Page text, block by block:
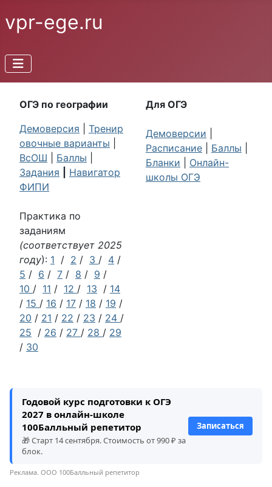
vpr-ege.ru
ОГЭ по географии
Демоверсия
Тренир
овочные варианты
ВсОШ
Баллы
Задания
Навигатор
ФИПИ
Практика по
заданиям
(соответствует 2025
году): 1 / 2 / 3 / 4 /
5 / 6 / 7 / 8 / 9 /
10 / 11 / 12 / 13 / 14
/ 15 / 16 / 17 / 18 / 19 /
20 / 21 / 22 / 23 / 24 /
25 / 26 / 27 / 28 / 29
/ 30
Для ОГЭ
Демоверсии
Расписание
Баллы
Бланки
Онлайн-
школы ОГЭ
Годовой курс подготовки к ОГЭ
2027 в онлайн-школе
100Балльный репетитор
🎁 Старт 14 сентября. Стоимость от 990 ₽ за
блок.
Записаться
Реклама. ООО 100Балльный репетитор